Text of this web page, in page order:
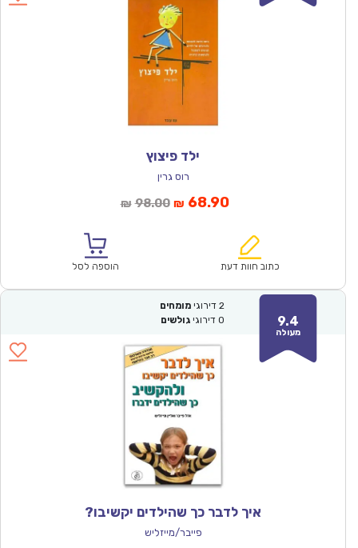
ילד פיצוץ
רוס גרין
₪ 98.00המחיר
₪98.00.
₪ 68.90המחיר
הוא:
כתוב חוות דעת הוספה לסל
9.4
מעולה
2 דירוגי מומחים
0 דירוגי גולשים
איך לדבר כך שהילדים יקשיבו?
פייבר/מייזליש